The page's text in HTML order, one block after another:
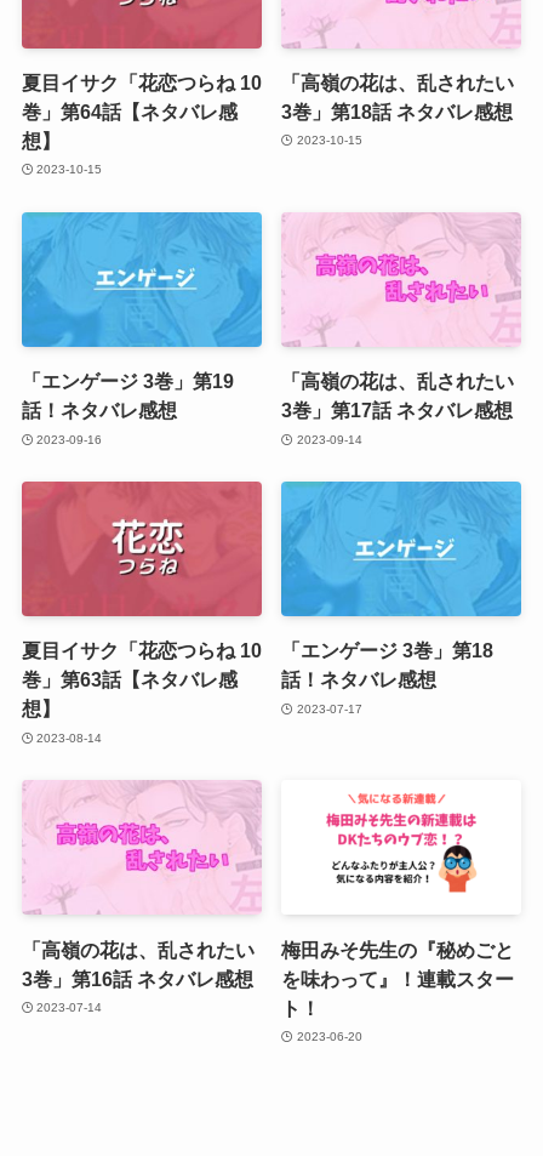
夏目イサク「花恋つらね 10
巻」第64話【ネタバレ感
想】
2023-10-15
「高嶺の花は、乱されたい
3巻」第18話 ネタバレ感想
2023-10-15
「エンゲージ 3巻」第19
話！ネタバレ感想
2023-09-16
「高嶺の花は、乱されたい
3巻」第17話 ネタバレ感想
2023-09-14
夏目イサク「花恋つらね 10
巻」第63話【ネタバレ感
想】
2023-08-14
「エンゲージ 3巻」第18
話！ネタバレ感想
2023-07-17
「高嶺の花は、乱されたい
3巻」第16話 ネタバレ感想
2023-07-14
梅田みそ先生の『秘めごと
を味わって』！連載スター
ト！
2023-06-20